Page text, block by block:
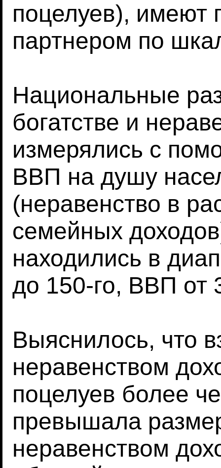
поцелуев), имеют
партнером по
Национальные
богатстве и
измерялись с
ВВП на душу
(неравенство в
семейных
находились в
до 150-го, ВВП от
Выяснилось, что
неравенством
поцелуев более
превышала
неравенством